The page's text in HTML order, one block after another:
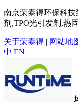
南京荣泰得环保科
剂,TPO光引发剂,热
关于荣泰得 | 网站地
中 EN